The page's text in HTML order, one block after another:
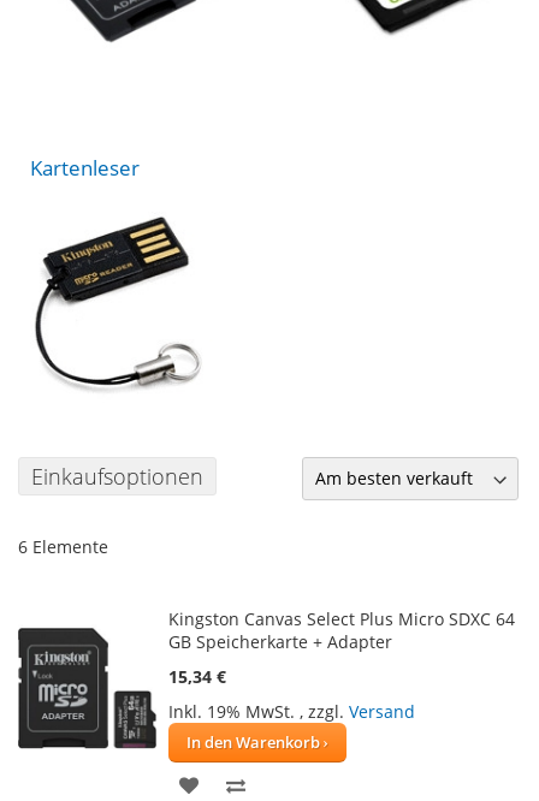
Kartenleser
Einkaufsoptionen
6 Elemente
Kingston Canvas Select Plus Micro SDXC 64
GB Speicherkarte + Adapter
15,34 €
Inkl. 19% MwSt. , zzgl. Versand
In den Warenkorb
ZUR